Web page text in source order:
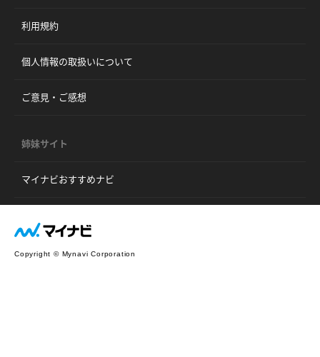
利用規約
個人情報の取扱いについて
ご意見・ご感想
姉妹サイト
マイナビおすすめナビ
Copyright © Mynavi Corporation